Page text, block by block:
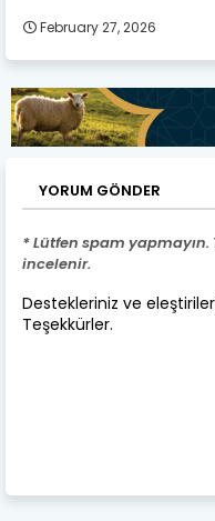
February 27, 2026
YORUM GÖNDER
* Lütfen spam
incelenir.
Destekleriniz ve
Teşekkürler.